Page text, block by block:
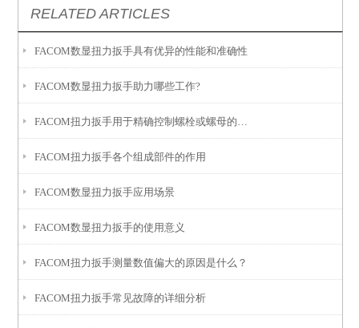
RELATED ARTICLES
FACOM数显扭力扳手具有优异的性能和准确性
FACOM数显扭力扳手助力哪些工作?
FACOM扭力扳手各个组成部件的作用
FACOM数显扭力扳手应用场景
FACOM数显扭力扳手的使用意义
FACOM扭力扳手测量数值偏大的原因是什么？
FACOM扭力扳手常见故障的详细分析